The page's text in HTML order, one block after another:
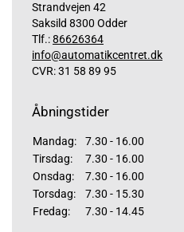
Strandvejen 42
Saksild 8300 Odder
Tlf.:86626364
info@automatikcentret.dk
CVR: 31 58 89 95
Åbningstider
Mandag:
7.30 - 16.00
Tirsdag:
7.30 - 16.00
Onsdag:
7.30 - 16.00
Torsdag:
7.30 - 15.30
Fredag:
7.30 - 14.45